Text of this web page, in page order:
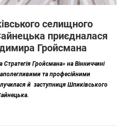
селищного
приєдналася
Гройсмана
Стратегія Гройсмана» на Вінниччині
та професійними
й заступниця Шпиківського